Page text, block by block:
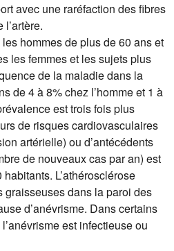
avec une raréfaction des fibres
hommes de plus de 60 ans et
les femmes et les sujets plus
de la maladie dans la
de 4 à 8% chez l’homme et 1 à
est trois fois plus
de risques cardiovasculaires
artérielle) ou d’antécédents
de nouveaux cas par an) est
L’athérosclérose
graisseuses dans la paroi des
d’anévrisme. Dans certains
est infectieuse ou